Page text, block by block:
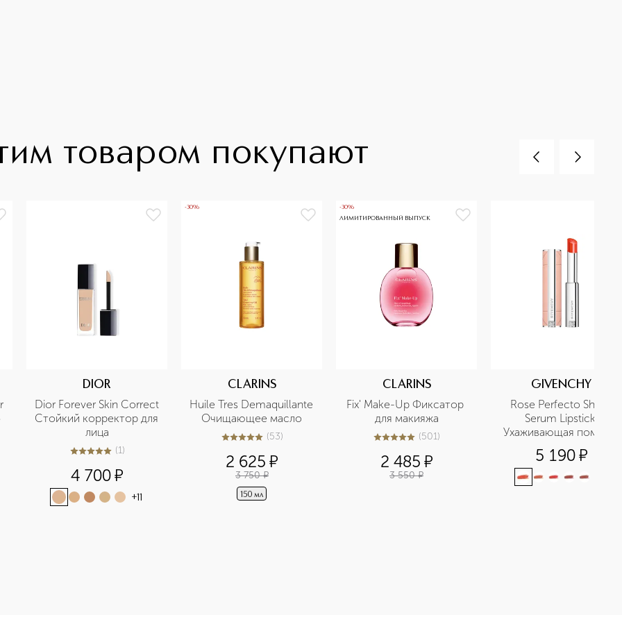
товаром покупают
DIOR
Dior Forever Skin Correct
Стойкий корректор для
лица
5из 51 (1)
4 700¤
+11
-30%
CLARINS
Huile Tres Demaquillante
Очищающее масло
5из 553 (53)
2 625 ¤
3 750 ¤
150 мл
-30%
ЛИМИТИРОВАННЫЙ ВЫПУСК
CLARINS
Fix' Make-Up Фиксатор
для макияжа
5из 5501 (501)
2 485 ¤
3 550 ¤
GIVENCHY
Rose Perfecto Shine
Serum Lipstick
Ухаживающая помада-
сыворотка для сияния
губ
5 190¤